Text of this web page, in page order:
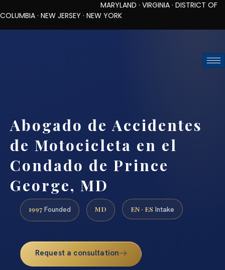
MARYLAND · VIRGINIA · DISTRICT OF
COLUMBIA · NEW JERSEY · NEW YORK
Abogado de Accidentes
de Motocicleta en el
Condado de Prince
George, MD
1997 Founded MD EN · ES Intake
Request a consultation